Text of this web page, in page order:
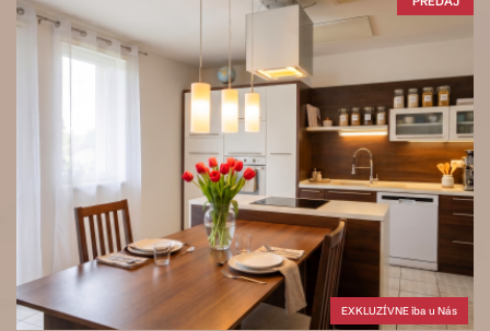
EXKLUZÍVNE iba u Nás